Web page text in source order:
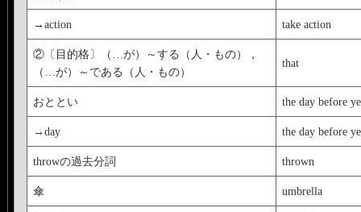
→action take action
②〔目的格〕（…が）～する（人・もの），
（…が）～である（人・もの）
that
おととい the day before
→day the day before
throwの過去分詞 thrown
傘 umbrella